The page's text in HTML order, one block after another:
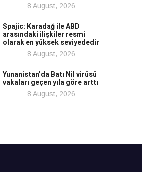
8 August, 2026
Spajic: Karadağ ile ABD
arasındaki ilişkiler resmi
olarak en yüksek seviyededir
8 August, 2026
Yunanistan’da Batı Nil virüsü
vakaları geçen yıla göre arttı
8 August, 2026